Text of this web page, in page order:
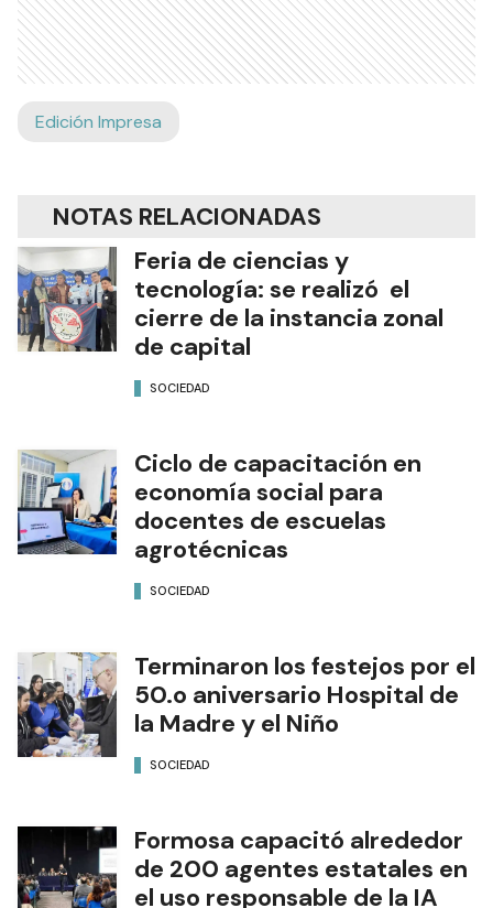
Edición Impresa
NOTAS RELACIONADAS
Feria de ciencias y
tecnología: se realizó el
cierre de la instancia zonal
de capital
SOCIEDAD
Ciclo de capacitación en
economía social para
docentes de escuelas
agrotécnicas
SOCIEDAD
Terminaron los festejos por el
50.o aniversario Hospital de
la Madre y el Niño
SOCIEDAD
Formosa capacitó alrededor
de 200 agentes estatales en
el uso responsable de la IA